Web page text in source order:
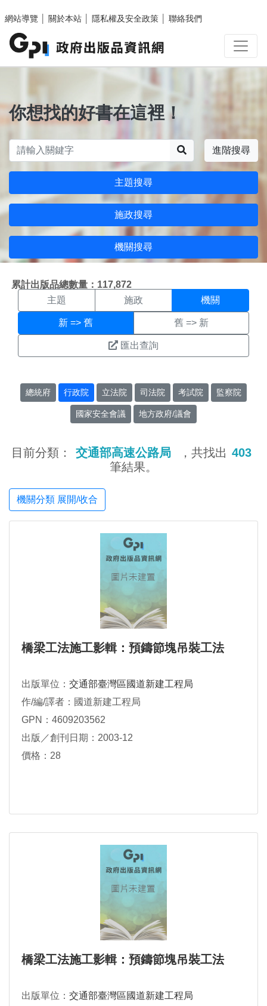
網站導覽
關於本站 隱私權及安全政策 聯絡我們
你想找的好書在這裡！
進階搜尋
主題搜尋
施政搜尋
機關搜尋
累計出版品總數量：117,872
機關搜尋結果頁面
主題 施政 機關
新 => 舊 舊 => 新
匯出查詢
總統府 行政院 立法院 司法院 考試院 監察院
國家安全會議 地方政府/議會
目前分類： 交通部高速公路局 ，共找出 403
筆結果。
機關分類 展開/收合
橋梁工法施工影輯：預鑄節塊吊裝工法
出版單位： 交通部臺灣區國道新建工程局
作/編/譯者：國道新建工程局
GPN：4609203562
出版／創刊日期：2003-12
價格：28
橋梁工法施工影輯：預鑄節塊吊裝工法
出版單位： 交通部臺灣區國道新建工程局